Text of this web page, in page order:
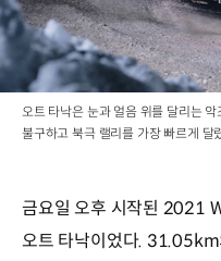
오트 타낙은 눈과 얼음 위를 달리는
불구하고 북극 랠리를 가장 빠르게 달
금요일 오후 시작된 2021
오트 타낙이었다. 31.05km